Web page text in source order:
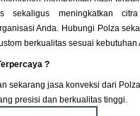
sekaligus meningkatkan
Anda. Hubungi Polza
berkualitas sesuai kebutuhan
?
sekarang jasa konveksi dari
presisi dan berkualitas tinggi.